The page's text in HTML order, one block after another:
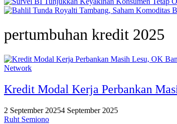
pertumbuhan kredit 2025
Network
Kredit Modal Kerja Perbankan
2 September 20254 September 2025
Ruht Semiono